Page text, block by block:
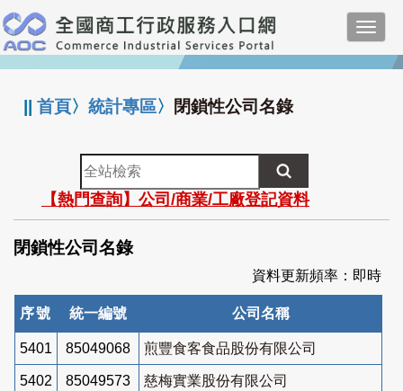
跳
到
主
要
:::
||首頁〉統計專區〉 閉鎖性公司名錄
全
站
檢
索
【熱門查詢】公司/商業/工廠登記資料
閉鎖性公司名錄
資料更新頻率：即時
序號 統一編號 公司名稱
5401 85049068 煎豐食客食品股份有限公司
5402 85049573 慈梅實業股份有限公司